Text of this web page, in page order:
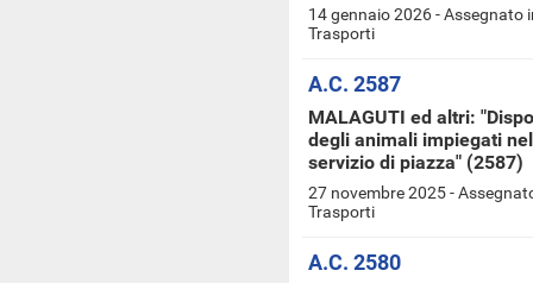
14 gennaio 2026 - Assegnato
Trasporti
A.C. 2587
MALAGUTI ed altri:
degli animali impiegati
servizio di piazza" (2587)
27 novembre 2025 -
Trasporti
A.C. 2580